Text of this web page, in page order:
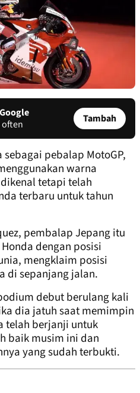
often
Tambah
pebalap MotoGP,
warna
tetapi telah
terbaru untuk tahun
pembalap Jepang itu
dengan posisi
mengklaim posisi
di sepanjang jalan.
debut berulang kali
dia jatuh saat memimpin
telah berjanji untuk
baik musim ini dan
yang sudah terbukti.